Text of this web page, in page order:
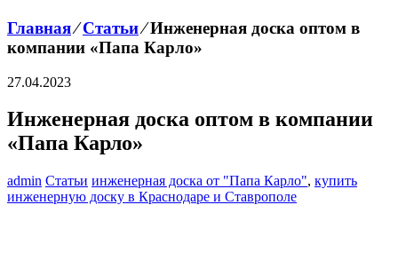
Главная⁄Статьи⁄Инженерная доска оптом в
компании «Папа Карло»
27.04.2023
Инженерная доска оптом в компании
«Папа Карло»
admin Статьи инженерная доска от "Папа Карло", купить
инженерную доску в Краснодаре и Ставрополе